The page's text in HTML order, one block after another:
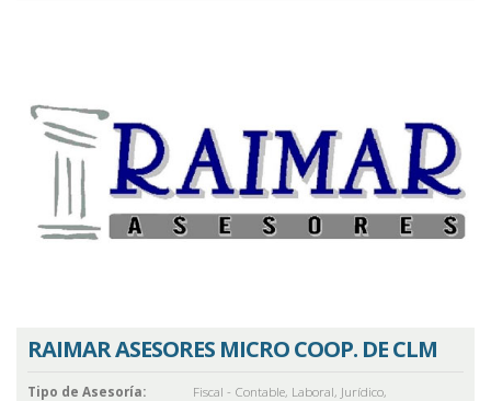
RAIMAR ASESORES MICRO COOP. DE CLM
Tipo de Asesoría: Fiscal - Contable, Laboral, Jurídico,